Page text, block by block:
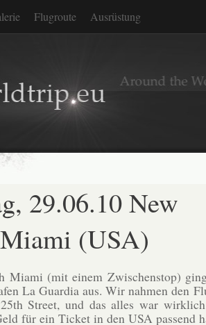
Flugroute Ausrüstung
29.06.10 New
(USA)
Miami (mit einem Zwischenstop)
La Guardia aus. Wir nahmen den
Street, und das alles war
für ein Ticket in den USA passend